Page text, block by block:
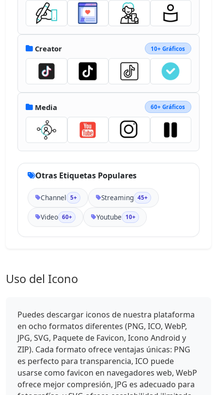
Creator 10+ Gráficos
Media 60+ Gráficos
Otras Etiquetas Populares
Channel 5+ Streaming 45+
Video 60+ Youtube 10+
Uso del Icono
Puedes descargar iconos de nuestra plataforma
en ocho formatos diferentes (PNG, ICO, WebP,
JPG, SVG, Paquete de Favicon, Icono Android y
ZIP). Cada formato ofrece ventajas únicas: PNG
es perfecto para transparencia, ICO puede
usarse como favicon en navegadores web, WebP
ofrece mejor compresión, JPG es adecuado para